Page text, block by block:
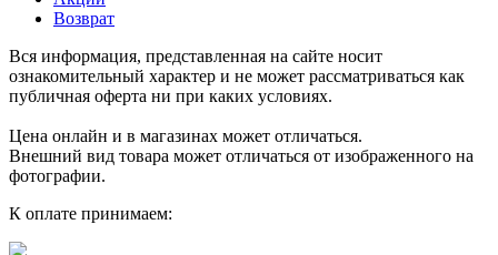
Возврат
Вся информация, представленная на сайте носит
ознакомительный характер и не может рассматриваться как
публичная оферта ни при каких условиях.
Цена онлайн и в магазинах может отличаться.
Внешний вид товара может отличаться от изображенного на
фотографии.
К оплате принимаем: